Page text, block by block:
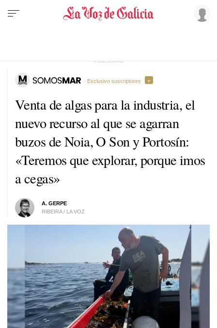
Venta de algas para la industria, el
nuevo recurso al que se agarran
buzos de Noia, O Son y Portosín:
«Teremos que explorar, porque imos
a cegas»
A. GERPE
RIBEIRA / LA VOZ
· Exclusivo suscriptores